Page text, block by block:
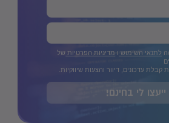
ה לתנאי השימוש ו מדיניות הפרטיות של
קבלת עדכונים, דיוור והצעות שיווקיות.
ייעצו לי בחינם!